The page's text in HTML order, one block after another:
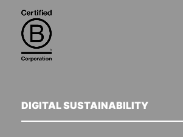
DIGITAL SUSTAINABILITY